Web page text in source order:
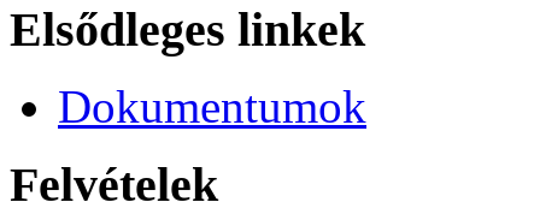
Elsődleges linkek
Dokumentumok
Felvételek